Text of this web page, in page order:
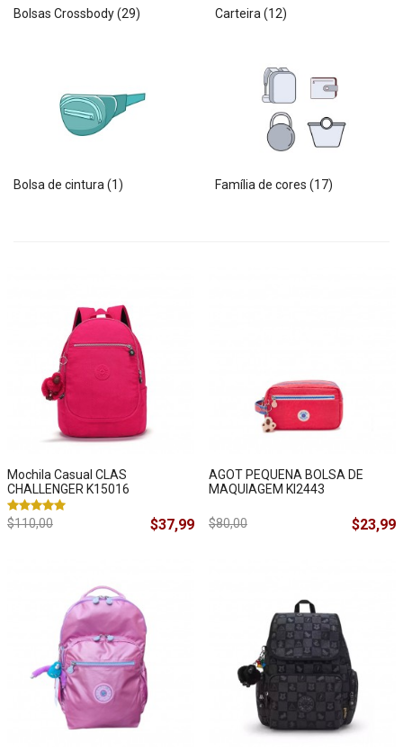
Bolsas Crossbody (29) Carteira (12)
Bolsa de cintura (1) Família de cores (17)
Mochila Casual CLAS
CHALLENGER K15016
$110,00 $37,99
AGOT PEQUENA BOLSA DE
MAQUIAGEM KI2443
$80,00 $23,99